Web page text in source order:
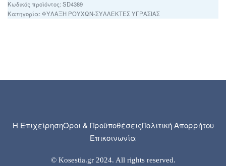
SD4389
Κατηγορία: ΦΥΛΑΞΗ ΡΟΥΧΩΝ-ΣΥΛΛΕΚΤΕΣ ΥΓΡΑΣΙΑΣ
Η ΕπιχείρησηΌροι & ΠροϋποθέσειςΠολιτική Απορρήτου
Επικοινωνία
© Kosestia.gr 2024. All rights reserved.